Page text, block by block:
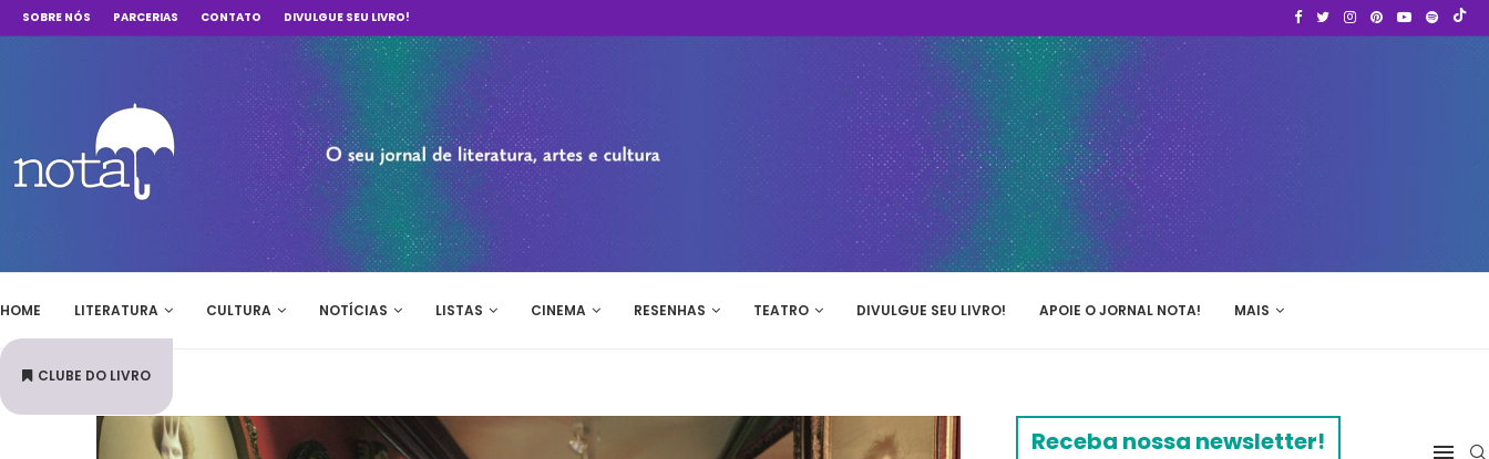
SOBRE NÓS PARCERIAS CONTATO DIVULGUE SEU LIVRO!
HOME LITERATURA CULTURA NOTÍCIAS LISTAS CINEMA RESENHAS TEATRO DIVULGUE SEU LIVRO! APOIE O JORNAL NOTA! MAIS
CLUBE DO LIVRO
Receba nossa newsletter!